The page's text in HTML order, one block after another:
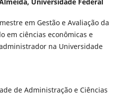
em Gestão e Avaliação da
em ciências econômicas e
na Universidade
de Administração e Ciências